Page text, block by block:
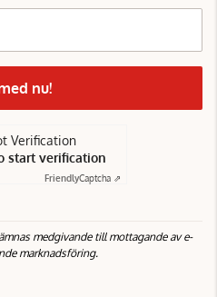
nu!
Verification
start verification
FriendlyCaptcha ⇗
medgivande till mottagande av e-
marknadsföring.